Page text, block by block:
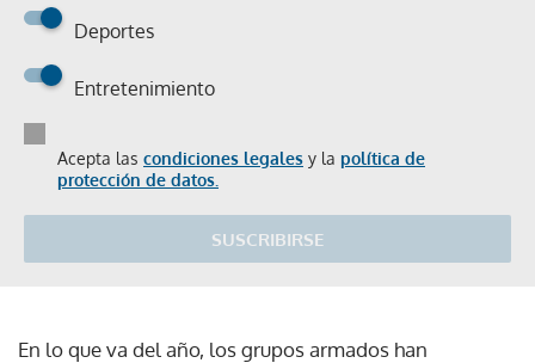
Deportes
Entretenimiento
Acepta las condiciones legales y la política de
protección de datos.
SUSCRIBIRSE
En lo que va del año, los grupos armados han